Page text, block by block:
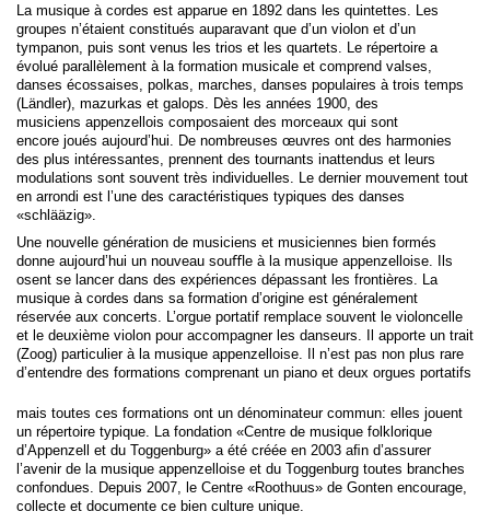
La musique à cordes est apparue en 1892 dans les quintettes. Les
groupes n’étaient constitués auparavant que d’un violon et d’un
tympanon, puis sont venus les trios et les quartets. Le répertoire a
évolué parallèlement à la formation musicale et comprend valses,
danses écossaises, polkas, marches, danses populaires à trois temps
(Ländler), mazurkas et galops. Dès les années 1900, des
musiciens appenzellois composaient des morceaux qui sont
encore joués aujourd’hui. De nombreuses œuvres ont des harmonies
des plus intéressantes, prennent des tournants inattendus et leurs
modulations sont souvent très individuelles. Le dernier mouvement tout
en arrondi est l’une des caractéristiques typiques des danses
«schlääzig».
Une nouvelle génération de musiciens et musiciennes bien formés
donne aujourd’hui un nouveau souﬄe à la musique appenzelloise. Ils
osent se lancer dans des expériences dépassant les frontières. La
musique à cordes dans sa formation d’origine est généralement
réservée aux concerts. L’orgue portatif remplace souvent le violoncelle
et le deuxième violon pour accompagner les danseurs. Il apporte un trait
(Zoog) particulier à la musique appenzelloise. Il n’est pas non plus rare
d’entendre des formations comprenant un piano et deux orgues portatifs
mais toutes ces formations ont un dénominateur commun: elles jouent
un répertoire typique. La fondation «Centre de musique folklorique
d’Appenzell et du Toggenburg» a été créée en 2003 aﬁn d’assurer
l’avenir de la musique appenzelloise et du Toggenburg toutes branches
confondues. Depuis 2007, le Centre «Roothuus» de Gonten encourage,
collecte et documente ce bien culture unique.